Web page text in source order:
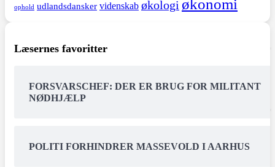
ophold udlandsdansker videnskab økologi økonomi
Læsernes favoritter
FORSVARSCHEF: DER ER BRUG FOR MILITANT
NØDHJÆLP
POLITI FORHINDRER MASSEVOLD I AARHUS